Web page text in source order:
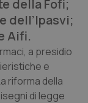
della Fofi;
dell’Ipasvi;
Aifi.
a presidio
e
riforma della
di legge